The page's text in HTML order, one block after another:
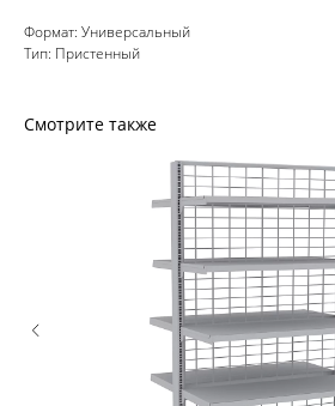
Формат: Универсальный
Тип: Пристенный
Смотрите также